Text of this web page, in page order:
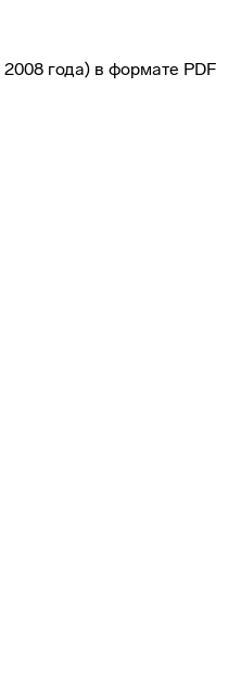
года) в формате PDF